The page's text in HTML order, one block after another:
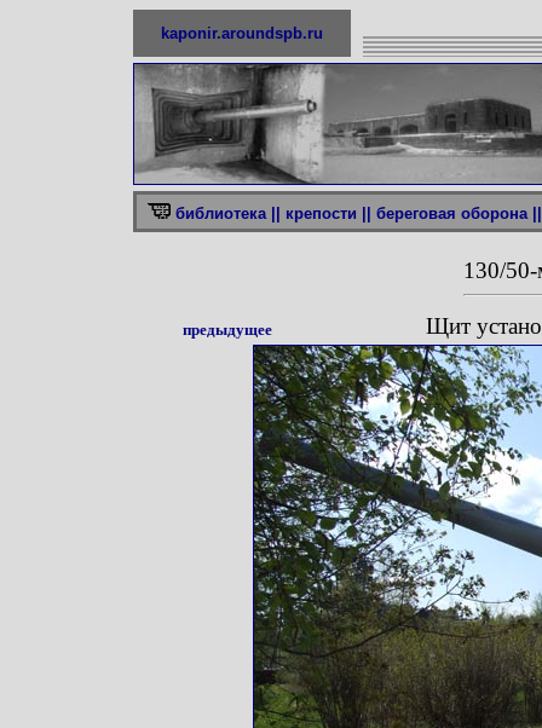
kaponir.aroundspb.ru
библиотека || крепости || береговая оборона ||
130/
предыдущее Щит